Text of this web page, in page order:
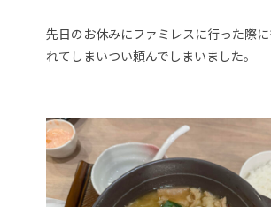
先日のお休みにファミレスに行った際
れてしまいつい頼んでしまいました。